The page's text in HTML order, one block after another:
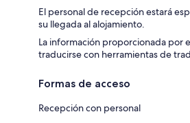
El personal de recepción estará
su llegada al alojamiento.
La información proporcionada por
traducirse con herramientas de
Formas de acceso
Recepción con personal